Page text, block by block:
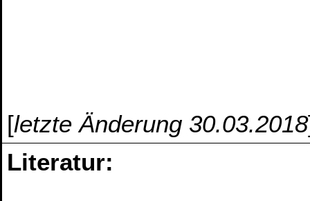
[letzte Änderung 30.03.2018
Literatur: